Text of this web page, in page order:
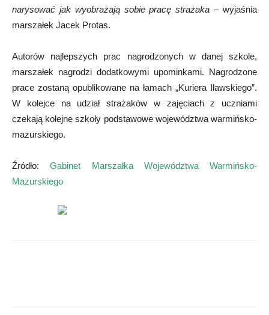
narysować jak wyobrażają sobie pracę strażaka – wyjaśnia
marszałek Jacek Protas.
Autorów najlepszych prac nagrodzonych w danej szkole,
marszałek nagrodzi dodatkowymi upominkami. Nagrodzone
prace zostaną opublikowane na łamach „Kuriera Iławskiego”.
W kolejce na udział strażaków w zajęciach z uczniami
czekają kolejne szkoły podstawowe województwa warmińsko-
mazurskiego.
Źródło:Gabinet Marszałka Województwa Warmińsko-
Mazurskiego